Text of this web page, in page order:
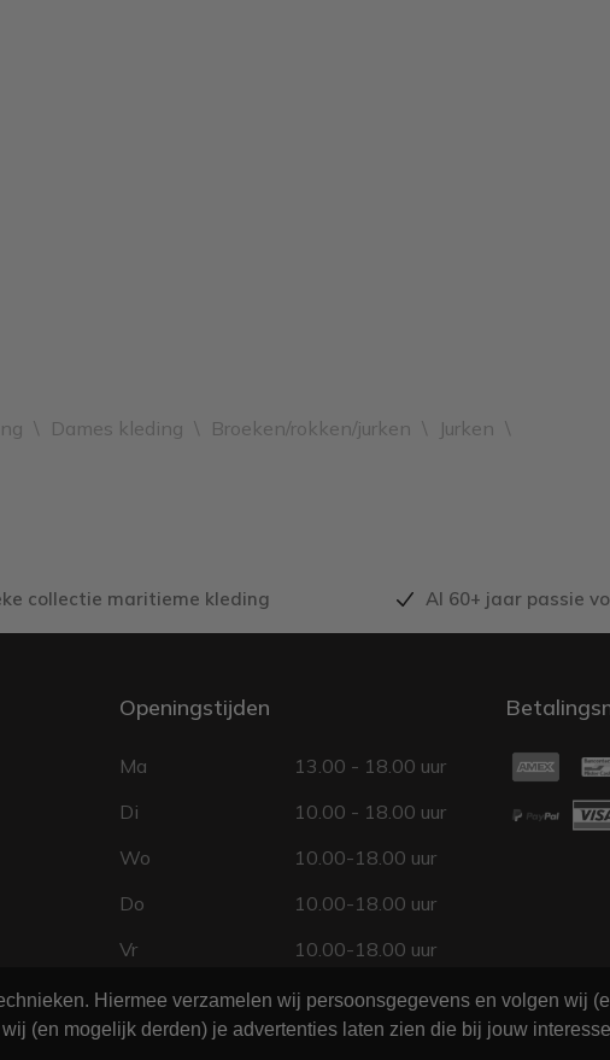
Hiermee verzamelen wij persoonsgegevens en volgen wij
(en mogelijk derden) je advertenties laten zien die bij jouw
\ Dames kleding \ Broeken/rokken/jurken \ Jurken \
collectie maritieme kleding Al 60+ jaar passie
Openingstijden
Ma
13.00 - 18.00 uur
Di
10.00 - 18.00 uur
Wo
10.00-18.00 uur
Do
10.00-18.00 uur
Vr
10.00-18.00 uur
Za
10.00 - 17.00 uur
Zo
gesloten